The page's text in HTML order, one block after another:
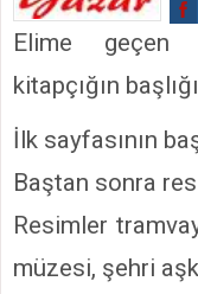
Elime geçen
kitapçığın
İlk sayfasının
Baştan sonra
Resimler
müzesi, şehri